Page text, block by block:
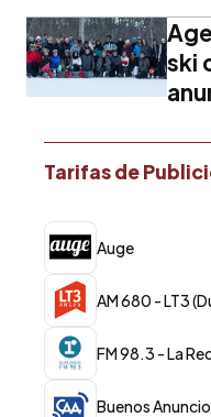
ski
Tarifas de
Auge
AM 680 - LT3
FM 98.3 - La
Buenos